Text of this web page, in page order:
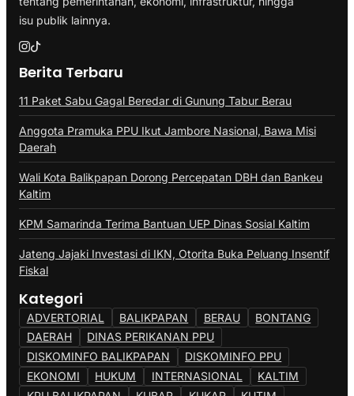
isu publik lainnya.
Berita Terbaru
11 Paket Sabu Gagal Beredar di Gunung Tabur Berau
Anggota Pramuka PPU Ikut Jambore Nasional, Bawa Misi
Daerah
Wali Kota Balikpapan Dorong Percepatan DBH dan Bankeu
Kaltim
KPM Samarinda Terima Bantuan UEP Dinas Sosial Kaltim
Jateng Jajaki Investasi di IKN, Otorita Buka Peluang Insentif
Fiskal
Kategori
ADVERTORIAL BALIKPAPAN BERAU
BONTANG
DAERAH
DINAS PERIKANAN PPU
DISKOMINFO BALIKPAPAN
DISKOMINFO PPU
EKONOMI
HUKUM INTERNASIONAL
KALTIM